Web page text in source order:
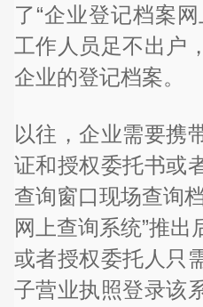
了“企业登记档案
工作人员足不出户
企业的登记档案。
以往，企业需要携
证和授权委托书或
查询窗口现场查询
网上查询系统”推出
或者授权委托人只
子营业执照登录该